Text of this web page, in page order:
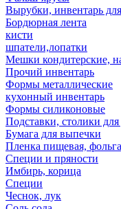
Вырубки, инвентарь
Бордюрная лента
кисти
шпатели,лопатки
Мешки кондитерские,
Прочий инвентарь
Формы металлические
кухонный инвентарь
Формы силиконовые
Подставки, столики для
Бумага для выпечки
Пленка пищевая,
Специи и пряности
Имбирь, корица
Специи
Чеснок, лук